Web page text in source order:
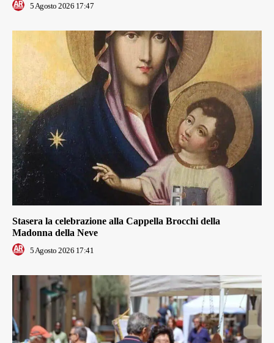
5 Agosto 2026 17:47
Stasera la celebrazione alla Cappella Brocchi della
Madonna della Neve
5 Agosto 2026 17:41